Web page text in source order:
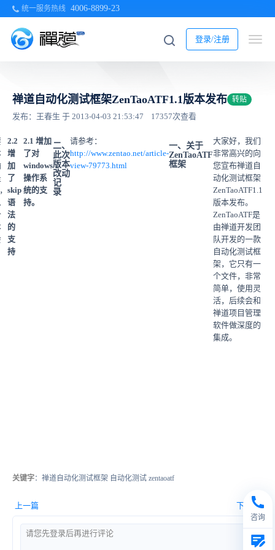
统一服务热线 4006-8899-23
登录/注册
禅道自动化测试框架ZenTaoATF1.1版本发布 转贴
发布：王春生 于 2013-04-03 21:53:47 17357次查看
大家好，我们
非常高兴的向
您宣布禅道自
动化测试框架
ZenTaoATF1.1
版本发布。
ZenTaoATF是
由禅道开发团
队开发的一款
自动化测试框
架，它只有一
个文件，非常
简单，使用灵
活，后续会和
禅道项目管理
软件做深度的
集成。
一、关于
ZenTaoATF
框架
请参考：
http://www.zentao.net/article-
view-79773.html
二、
此次
版本
改动
记
录
2.1 增加
了对
windows
操作系
统的支
持。
2.2
增
加
了
skip
语
法
的
支
持
关键字：禅道自动化测试框架 自动化测试 zentaoatf
上一篇 下一篇
咨询